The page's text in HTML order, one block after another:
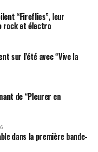
“Fireflies”, leur
rock et électro
sur l’été avec “Vive la
de “Pleurer en
dans la première bande-